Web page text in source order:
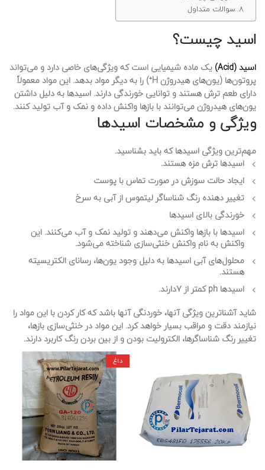
سوالات متداول
اسید چیست؟
اسید (Acid)
یک ماده شیمیایی است که ویژگی‌های خاصی دارد و می‌تواند
پروتون‌ها (یون‌های هیدروژن H⁺) را به دیگر مواد بدهد. این مواد معمولاً
دارای طعم ترش هستند و توانایی خورندگی دارند. اسیدها به دلیل داشتن
یون‌های هیدروژن می‌توانند با بازها واکنش داده و نمک و آب تولید کنند.
ویژگی و مشخصات اسیدها
مهم‌ترین ویژگی اسید‌ها که باید بشناسید.
اسیدها ترش مزه هستند.
ایجاد حالت سوزش در صورت تماس با پوست
تغییر دهنده رنگ شناساگر لیتموس از آبی به سرخ
خورندگی بالای اسیدها
اسیدها با بازها واکنش می‌دهند و تولید نمک و آب می‌کنند. این
واکنش به نام واکنش خنثی‌سازی شناخته می‌شود.
محلول‌های آبی اسیدها به دلیل وجود یون‌ها، رسانای الکتریسیته
هستند.
اسیدها ph کمتر از 7دارند.
شاید آشناترین ویژگی آنها، خوردنگی آنها باشد که کار کردن با این مواد را
نیازمند دقت و مراقب بسیار خواهد کرد. این مواد در خنثی‌سازی بازها،
تغییر رنگ شناساگرها، الکترولیت بودن و از بین بردن رنگ کاربرد دارند.
داغ